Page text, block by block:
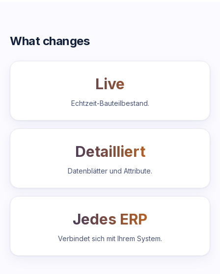
What changes
Live
Echtzeit-Bauteilbestand.
Detailliert
Datenblätter und Attribute.
Jedes ERP
Verbindet sich mit Ihrem System.